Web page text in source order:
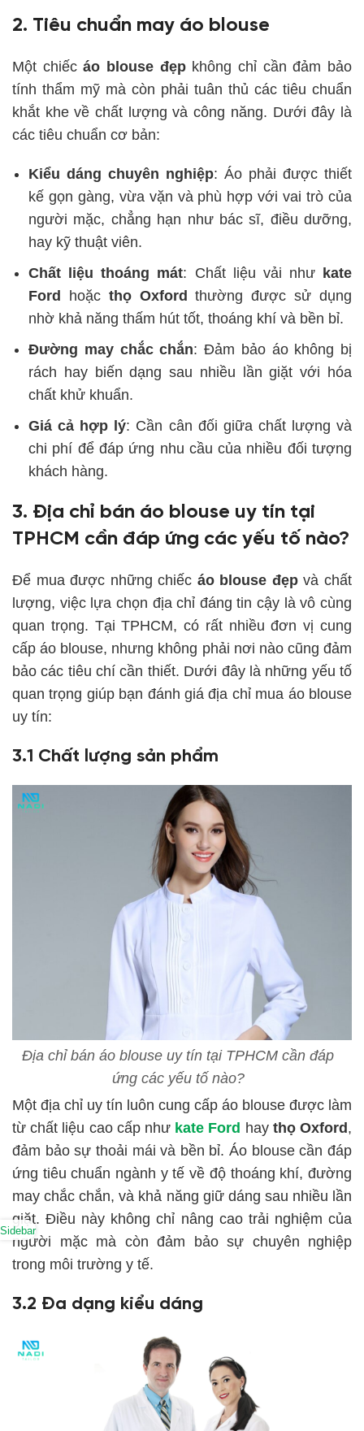
2. Tiêu chuẩn may áo blouse
Một chiếcáo blouse đẹpkhông chỉ cần đảm bảo
tính thẩm mỹ mà còn phải tuân thủ các tiêu chuẩn
khắt khe về chất lượng và công năng. Dưới đây là
các tiêu chuẩn cơ bản:
Kiểu dáng chuyên nghiệp: Áo phải được thiết
kế gọn gàng, vừa vặn và phù hợp với vai trò của
người mặc, chẳng hạn như bác sĩ, điều dưỡng,
hay kỹ thuật viên.
Chất liệu thoáng mát: Chất liệu vải như kate
Ford
hoặc thọ Oxford thường được sử dụng
nhờ khả năng thấm hút tốt, thoáng khí và bền bỉ.
Đường may chắc chắn: Đảm bảo áo không bị
rách hay biến dạng sau nhiều lần giặt với hóa
chất khử khuẩn.
Giá cả hợp lý: Cần cân đối giữa chất lượng và
chi phí để đáp ứng nhu cầu của nhiều đối tượng
khách hàng.
3. Địa chỉ bán áo blouse uy tín tại
TPHCM cần đáp ứng các yếu tố nào?
Để mua được những chiếc áo blouse đẹpvà chất
lượng, việc lựa chọn địa chỉ đáng tin cậy là vô cùng
quan trọng. Tại TPHCM, có rất nhiều đơn vị cung
cấp áo blouse, nhưng không phải nơi nào cũng đảm
bảo các tiêu chí cần thiết. Dưới đây là những yếu tố
quan trọng giúp bạn đánh giá địa chỉ mua áo blouse
uy tín:
3.1 Chất lượng sản phẩm
Địa chỉ bán áo blouse uy tín tại TPHCM cần đáp
ứng các yếu tố nào?
Một địa chỉ uy tín luôn cung cấp áo blouse được làm
từ chất liệu cao cấp như kate Ford hay thọ Oxford,
đảm bảo sự thoải mái và bền bỉ. Áo blouse cần đáp
ứng tiêu chuẩn ngành y tế về độ thoáng khí, đường
may chắc chắn, và khả năng giữ dáng sau nhiều lần
giặt. Điều này không chỉ nâng cao trải nghiệm của
người mặc mà còn đảm bảo sự chuyên nghiệp
trong môi trường y tế.
3.2 Đa dạng kiểu dáng
Sidebar